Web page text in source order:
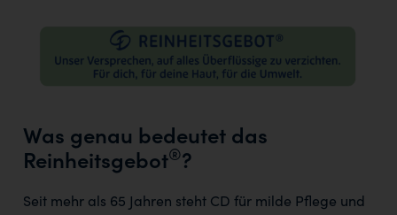
Was genau bedeutet das
Reinheitsgebot®?
Seit mehr als 65 Jahren steht CD für milde Pflege und